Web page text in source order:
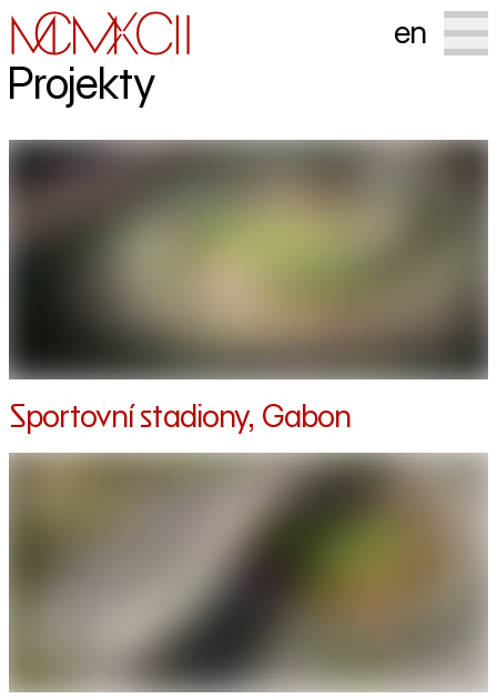
en
Projekty
Sportovní stadiony, Gabon